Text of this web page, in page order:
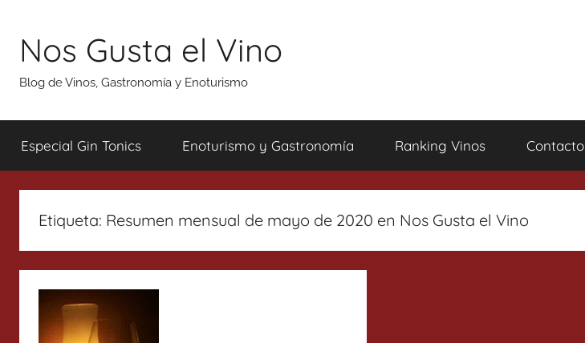
contenido
Nos Gusta el Vino
Blog de Vinos, Gastronomía y Enoturismo
Especial Gin Tonics Enoturismo y Gastronomía Ranking Vinos Contacto
Etiqueta: Resumen mensual de mayo de 2020 en Nos Gusta el Vino